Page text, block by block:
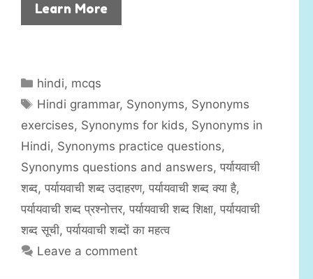
Learn More
C
a
e
g
o
r
i
s
hindi, mcqs
T
a
s
Hindi grammar, Synonyms, Synonyms
exercises, Synonyms for kids, Synonyms in
Hindi, Synonyms practice questions,
Synonyms questions and answers, पर्यायवाची
शब्द, पर्यायवाची शब्द उदाहरण, पर्यायवाची शब्द क्या है,
पर्यायवाची शब्द प्रश्नोत्तर, पर्यायवाची शब्द शिक्षा, पर्यायवाची
शब्द सूची, पर्यायवाची शब्दों का महत्व
Leave a comment